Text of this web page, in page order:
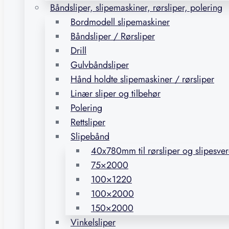
Båndsliper, slipemaskiner, rørsliper, polering
Bordmodell slipemaskiner
Båndsliper / Rørsliper
Drill
Gulvbåndsliper
Hånd holdte slipemaskiner / rørsliper
Linær sliper og tilbehør
Polering
Rettsliper
Slipebånd
40x780mm til rørsliper og
75×2000
100×1220
100×2000
150×2000
Vinkelsliper